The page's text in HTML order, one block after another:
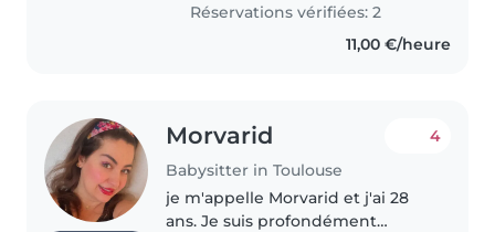
Réservations vérifiées: 2
11,00 €/heure
Morvarid
Babysitter in Toulouse
4
je m'appelle Morvarid et j'ai 28
ans. Je suis profondément